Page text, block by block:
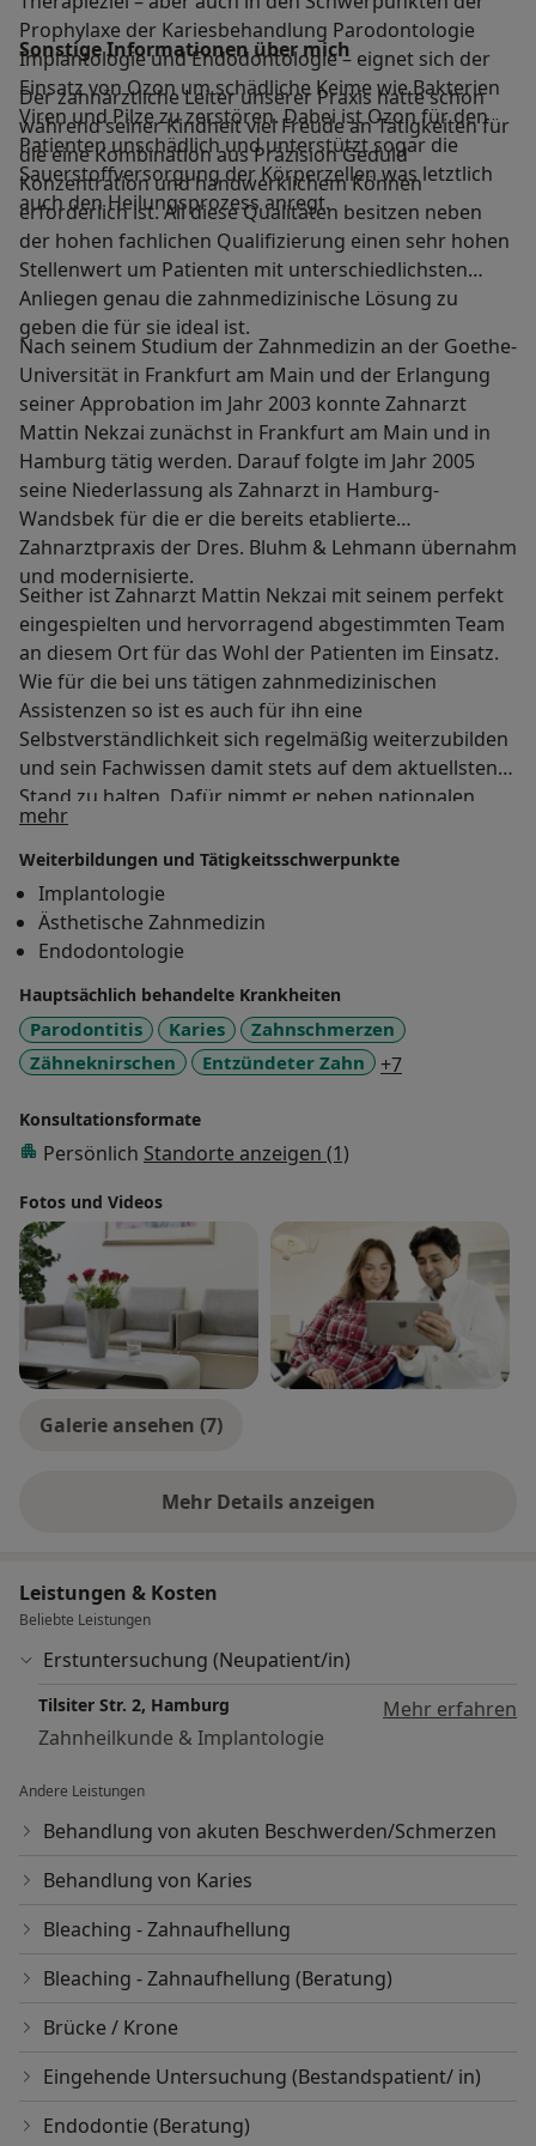
Prophylaxe der Kariesbehandlung Parodontologie
Implantologie und Endodontologie – eignet sich der
Einsatz von Ozon um schädliche Keime wie Bakterien
Viren und Pilze zu zerstören. Dabei ist Ozon für den
Patienten unschädlich und unterstützt sogar die
Sauerstoffversorgung der Körperzellen was letztlich
auch den Heilungsprozess anregt.
Sonstige Informationen über mich
Der zahnärztliche Leiter unserer Praxis hatte schon
während seiner Kindheit viel Freude an Tätigkeiten für
die eine Kombination aus Präzision Geduld
Konzentration und handwerklichem Können
erforderlich ist. All diese Qualitäten besitzen neben
der hohen fachlichen Qualifizierung einen sehr hohen
Stellenwert um Patienten mit unterschiedlichsten
Anliegen genau die zahnmedizinische Lösung zu
geben die für sie ideal ist.
Nach seinem Studium der Zahnmedizin an der Goethe-
Universität in Frankfurt am Main und der Erlangung
seiner Approbation im Jahr 2003 konnte Zahnarzt
Mattin Nekzai zunächst in Frankfurt am Main und in
Hamburg tätig werden. Darauf folgte im Jahr 2005
seine Niederlassung als Zahnarzt in Hamburg-
Wandsbek für die er die bereits etablierte
Zahnarztpraxis der Dres. Bluhm & Lehmann übernahm
und modernisierte.
Seither ist Zahnarzt Mattin Nekzai mit seinem perfekt
eingespielten und hervorragend abgestimmten Team
an diesem Ort für das Wohl der Patienten im Einsatz.
Wie für die bei uns tätigen zahnmedizinischen
Assistenzen so ist es auch für ihn eine
Selbstverständlichkeit sich regelmäßig weiterzubilden
und sein Fachwissen damit stets auf dem aktuellsten
Stand zu halten. Dafür nimmt er neben nationalen
auch immer wieder an internationalen Fortbildungen
und Kongressen teil. Außerdem pflegt er eine aktive
Mitgliedschaft bei der Osteology Foundation in der
Schweiz die maßgeblich für die Vermittlung
innovativer Therapieansätze ist.
mehrÜber mich
Weiterbildungen und Tätigkeitsschwerpunkte
Implantologie
Ästhetische Zahnmedizin
Endodontologie
Hauptsächlich behandelte Krankheiten
Parodontitis Karies
Zahnschmerzen
Zähneknirschen
Entzündeter Zahn +7
Konsultationsformate
Persönlich Standorte anzeigen (1)
Fotos und Videos
Galerie ansehen (7)
Mehr Details anzeigen
über Erfahrungen
Leistungen & Kosten
Beliebte Leistungen
Erstuntersuchung (Neupatient/in)
Tilsiter Str. 2, Hamburg
Mehr erfahren
Zahnheilkunde & Implantologie
Andere Leistungen
Behandlung von akuten Beschwerden/Schmerzen
Behandlung von Karies
Bleaching - Zahnaufhellung
Bleaching - Zahnaufhellung (Beratung)
Brücke / Krone
Eingehende Untersuchung (Bestandspatient/ in)
Endodontie (Beratung)